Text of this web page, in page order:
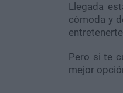
Llegada
cómoda y
Pero si te
mejor